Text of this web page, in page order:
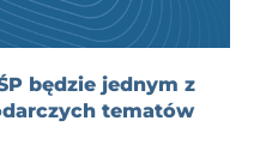
będzie jednym z
tematów